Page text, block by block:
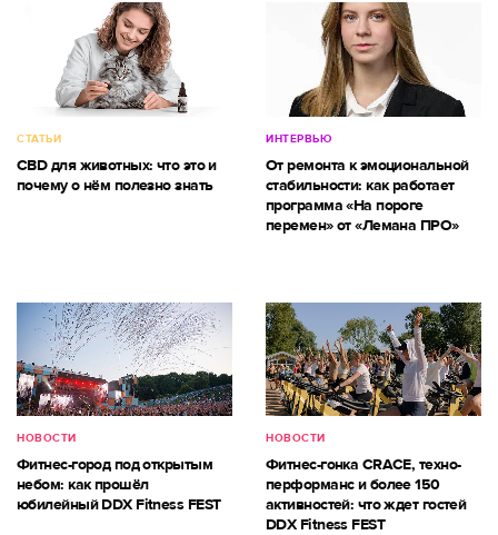
СТАТЬИ
CBD для животных: что это и
почему о нём полезно знать
ИНТЕРВЬЮ
От ремонта к эмоциональной
стабильности: как работает
программа «На пороге
перемен» от «Лемана ПРО»
НОВОСТИ
Фитнес-город под открытым
небом: как прошёл
юбилейный DDX Fitness FEST
НОВОСТИ
Фитнес-гонка CRACE, техно-
перформанс и более 150
активностей: что ждет гостей
DDX Fitness FEST